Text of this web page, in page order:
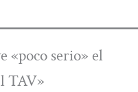
«poco serio» el
TAV»